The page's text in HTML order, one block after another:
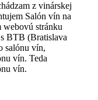
z vinárskej
Salón vín na
webovú stránku
BTB (Bratislava
salónu vín,
vín. Teda
vín.